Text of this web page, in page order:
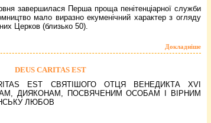
завершилася Перша проща пенітенціарної служби
мало виразно екуменічний характер з огляду
Церков (близько 50).
Докладніше
DEUS CARITAS EST
EST СВЯТІШОГО ОТЦЯ ВЕНЕДИКТА XVI
ДИЯКОНАМ, ПОСВЯЧЕНИМ ОСОБАМ І ВІРНИМ
ЛЮБОВ